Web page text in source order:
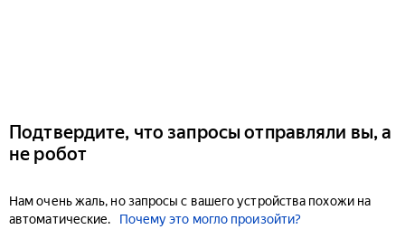
Подтвердите, что запросы отправляли вы, а
не робот
Нам очень жаль, но запросы с вашего устройства похожи на
автоматические.
Почему это могло произойти?